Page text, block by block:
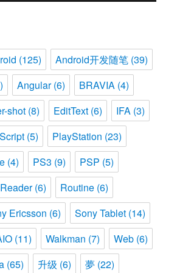
(125) Android开发随笔 (39)
Angular(6) BRAVIA (4)
shot (8) EditText (6) IFA (3)
(5) PlayStation (23)
(4) PS3 (9) PSP (5)
Reader(6) Routine (6)
Ericsson (6) Sony Tablet (14)
(11) Walkman (7) Web (6)
(65) 升级 (6) 夢 (22)